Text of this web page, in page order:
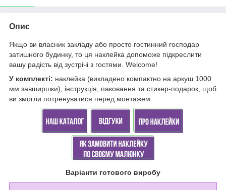
Опис
Якщо ви власник закладу або просто гостинний господар
затишного будинку, то ця наклейка допоможе підкреслити
вашу радість від зустрічі з гостями. Welcome!
У комплекті: наклейка (викладено компактно на аркуш 1000
мм завширшки), інструкція, паковання та стикер-подарок, щоб
ви змогли потренуватися перед монтажем.
Варіанти готового виробу